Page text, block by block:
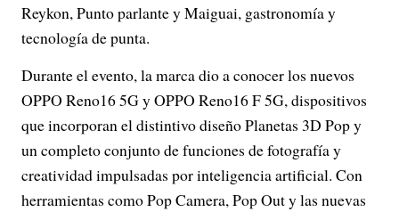
Reykon, Punto parlante y Maiguai, gastronomía y
tecnología de punta.
Durante el evento, la marca dio a conocer los nuevos
OPPO Reno16 5G y OPPO Reno16 F 5G, dispositivos
que incorporan el distintivo diseño Planetas 3D Pop y
un completo conjunto de funciones de fotografía y
creatividad impulsadas por inteligencia artificial. Con
herramientas como Pop Camera, Pop Out y las nuevas